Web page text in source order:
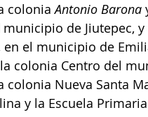
colonia Antonio Barona
de Jiutepec, y
el municipio de
colonia Centro del
colonia Nueva Santa
y la Escuela Primaria